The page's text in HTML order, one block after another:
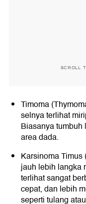
SCROLL
Timoma
selnya terlihat
Biasanya
area dada.
Karsinoma
jauh lebih langka
terlihat sangat
cepat, dan lebih
seperti tulang